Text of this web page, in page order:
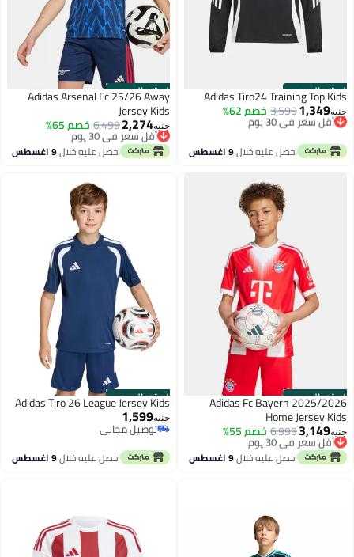
الستور الرسمي
Adidas Tiro24 Training Top Kids
جنيه1,349
3,599خصم 62% أقل سعر في 30 يوم
توصيل مجاني
أقل سعر في 30 يوم
احصل عليه خلال9 اغسطس
الستور الرسمي
Adidas Arsenal Fc 25/26 Away
Jersey Kids
جنيه2,274
6,499خصم 65% أقل سعر في 30 يوم
توصيل مجاني
أقل سعر في 30 يوماحصل عليه خلال9 اغسطس
الستور الرسمي
Adidas Fc Bayern 2025/2026
Home Jersey Kids
جنيه3,149
6,999خصم 55% أقل سعر في 30 يوم
توصيل مجاني
أقل سعر في 30 يوماحصل عليه خلال9 اغسطس
الستور الرسمي
Adidas Tiro 26 League Jersey Kids
جنيه1,599
توصيل مجاني
توصيل مجاني
احصل عليه خلال9 اغسطس